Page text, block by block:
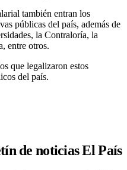
también entran los
públicas del país, además de
la Contraloría, la
entre otros.
que legalizaron estos
del país.
de noticias El País